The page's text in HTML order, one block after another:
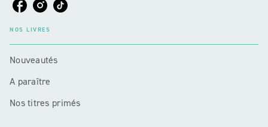
NOS LIVRES
Nouveautés
A paraître
Nos titres primés